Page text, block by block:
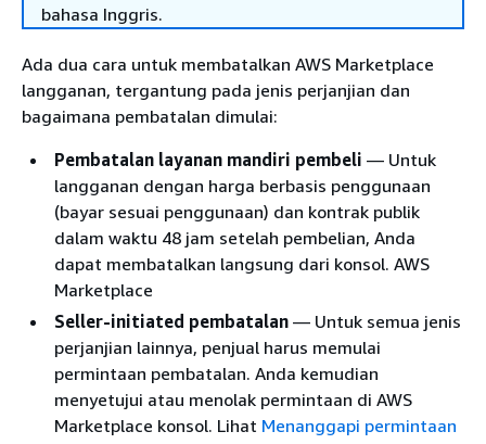
bahasa Inggris.
Ada dua cara untuk membatalkan AWS Marketplace
langganan, tergantung pada jenis perjanjian dan
bagaimana pembatalan dimulai:
Pembatalan layanan mandiri pembeli — Untuk
langganan dengan harga berbasis penggunaan
(bayar sesuai penggunaan) dan kontrak publik
dalam waktu 48 jam setelah pembelian, Anda
dapat membatalkan langsung dari konsol. AWS
Marketplace
Seller-initiated pembatalan — Untuk semua jenis
perjanjian lainnya, penjual harus memulai
permintaan pembatalan. Anda kemudian
menyetujui atau menolak permintaan di AWS
Marketplace konsol. Lihat Menanggapi permintaan